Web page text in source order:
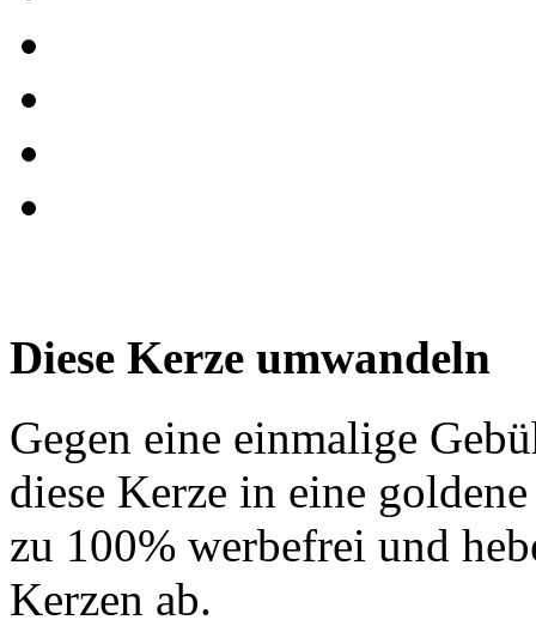
Diese Kerze umwandeln
Gegen eine einmalige
diese Kerze in eine
zu 100% werbefrei und
Kerzen ab.